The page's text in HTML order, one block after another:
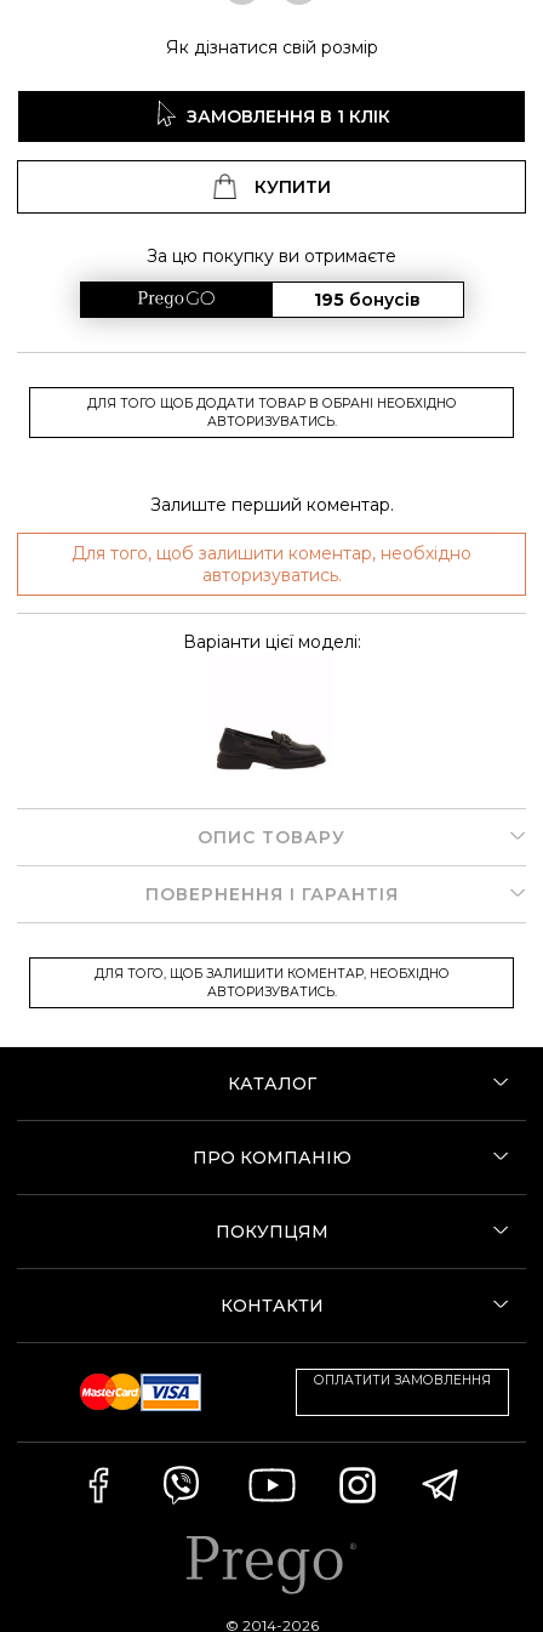
Як дізнатися свій розмір
ЗАМОВЛЕННЯ В 1 КЛІК
КУПИТИ
За цю покупку ви отримаєте
195 бонусів
ДЛЯ ТОГО ЩОБ ДОДАТИ ТОВАР В ОБРАНІ НЕОБХІДНО
АВТОРИЗУВАТИСЬ.
Залиште перший коментар.
Для того, щоб залишити коментар, необхідно
авторизуватись.
Варіанти цієї моделі:
ОПИС ТОВАРУ
ПОВЕРНЕННЯ І ГАРАНТІЯ
ДЛЯ ТОГО, ЩОБ ЗАЛИШИТИ КОМЕНТАР, НЕОБХІДНО
АВТОРИЗУВАТИСЬ.
КАТАЛОГ
ПРО КОМПАНІЮ
ПОКУПЦЯМ
КОНТАКТИ
ОПЛАТИТИ ЗАМОВЛЕННЯ
© 2014-2026